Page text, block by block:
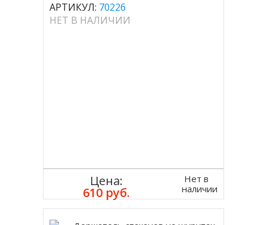
АРТИКУЛ: 70226
НЕТ В НАЛИЧИИ
Цена:
610 руб.
Нет в
наличии